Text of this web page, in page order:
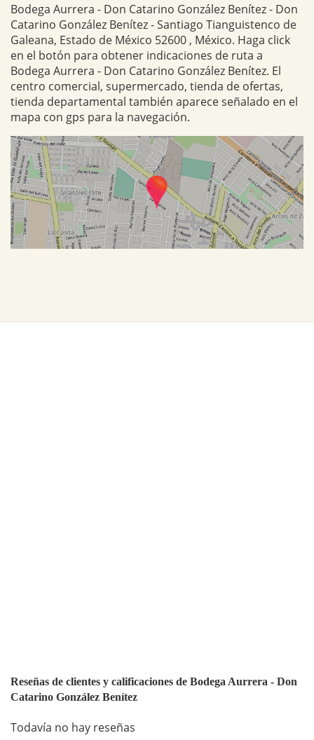
Bodega Aurrera - Don Catarino González Benítez - Don
Catarino González Benítez - Santiago Tianguistenco de
Galeana, Estado de México 52600 , México. Haga click
en el botón para obtener indicaciones de ruta a
Bodega Aurrera - Don Catarino González Benítez. El
centro comercial, supermercado, tienda de ofertas,
tienda departamental también aparece señalado en el
mapa con gps para la navegación.
Reseñas de clientes y calificaciones de Bodega Aurrera - Don
Catarino González Benítez
Todavía no hay reseñas